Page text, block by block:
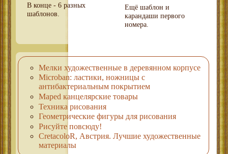
В конце - 6 разных
шаблонов.
Ещё шаблон и
карандаши первого
номера.
Мелки художественные в деревянном корпусе
Microban: ластики, ножницы с
антибактериальным покрытием
Maped канцелярские товары
Техника рисования
Геометрические фигуры для рисования
Рисуйте повсюду!
CretacoloR, Австрия. Лучшие художественные
материалы